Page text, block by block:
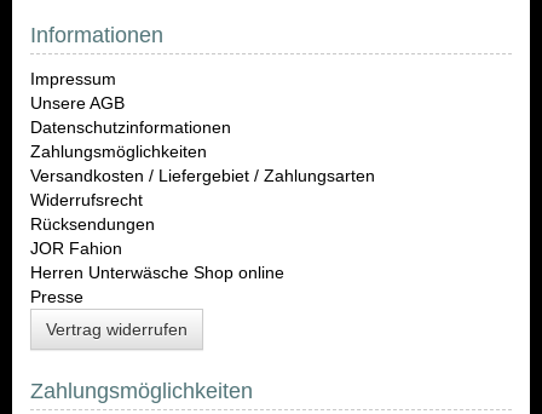
Informationen
Impressum
Unsere AGB
Datenschutzinformationen
Zahlungsmöglichkeiten
Versandkosten / Liefergebiet / Zahlungsarten
Widerrufsrecht
Rücksendungen
JOR Fahion
Herren Unterwäsche Shop online
Presse
Vertrag widerrufen
Zahlungsmöglichkeiten